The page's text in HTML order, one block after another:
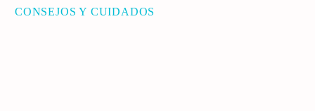
CONSEJOS Y CUIDADOS